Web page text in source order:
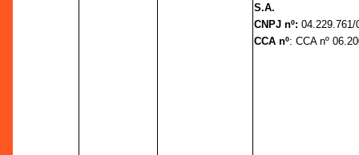
S.A.
CNPJ nº:04.229.761/
CCA nº: CCA nº